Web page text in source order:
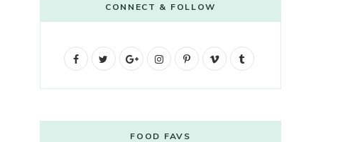
CONNECT & FOLLOW
F
G
g
I
t
P
V
FOOD FAVS